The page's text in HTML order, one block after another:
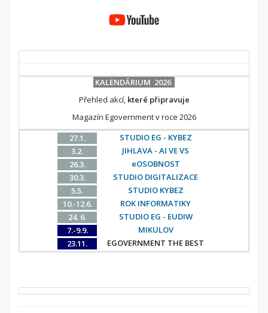
KALENDÁRIUM 2026
Přehled akcí, které připravuje
Magazín Egovernment v roce 2026
27.1.
STUDIO EG - KYBEZ
3.2.
JIHLAVA - AI VE VS
26.3.
eOSOBNOST
30.3.
STUDIO DIGITALIZACE
5.5.
STUDIO KYBEZ
10.-12.6.
ROK INFORMATIKY
24. 6.
STUDIO EG - EUDIW
7.-9.9.
MIKULOV
23.11.
EGOVERNMENT THE BEST